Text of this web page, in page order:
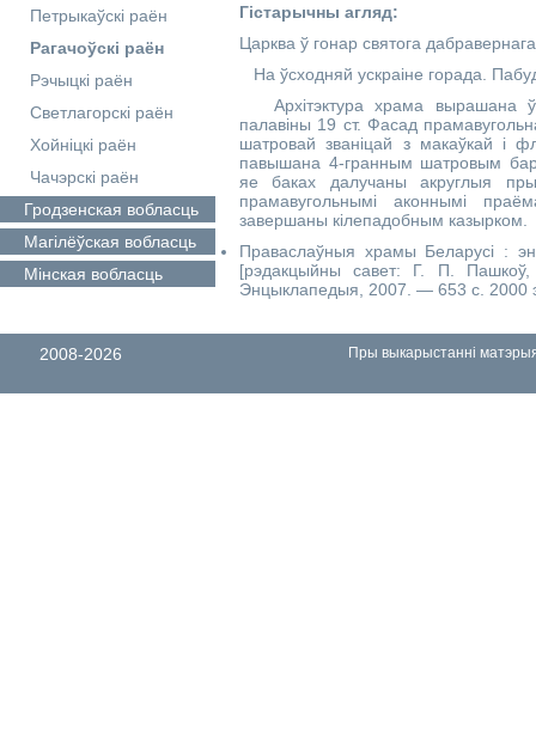
Петрыкаўскі раён
Рагачоўскі раён
Рэчыцкі раён
Светлагорскі раён
Хойніцкі раён
Чачэрскі раён
Гродзенская вобласць
Магілёўская вобласць
Мінская вобласць
Гістарычны агляд:
Царква ў гонар святога
На ўсходняй ускраіне горада.
Архітэктура храма вырашана ў
палавіны 19 ст. Фасад
шатровай званіцай з макаўкай і
павышана 4-гранным шатровым
яе баках далучаны акруглыя
прамавугольнымі аконнымі
завершаны кілепадобным казырком.
Праваслаўныя храмы Беларусі :
[рэдакцыйны савет: Г. П.
Энцыклапедыя, 2007. — 653 с. 2000
2008-2026 Пры выкарыстанні